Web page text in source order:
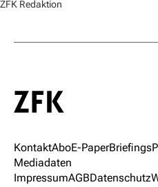
ZFK Redaktion
KontaktAboE-PaperBriefings
Mediadaten
ImpressumAGBDatenschutz